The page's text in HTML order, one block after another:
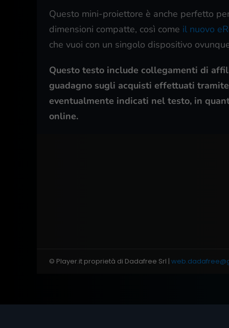
Questo mini-proiettore è anche perfetto
dimensioni compatte, così come il nuovo
che vuoi con un singolo dispositivo
Questo testo include collegamenti di
guadagno sugli acquisti effettuati
eventualmente indicati nel testo, in
online.
© Player.it proprietà di Dadafree Srl |